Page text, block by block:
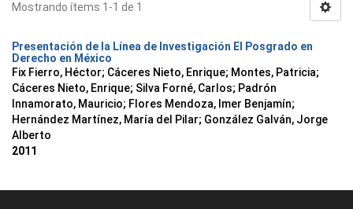
Mostrando ítems 1-1 de 1
Presentación de la Línea de Investigación El Posgrado en
Derecho en México
Fix Fierro, Héctor; Cáceres Nieto, Enrique; Montes, Patricia;
Cáceres Nieto, Enrique; Silva Forné, Carlos; Padrón
Innamorato, Mauricio; Flores Mendoza, Imer Benjamín;
Hernández Martínez, María del Pilar; González Galván, Jorge
Alberto
2011